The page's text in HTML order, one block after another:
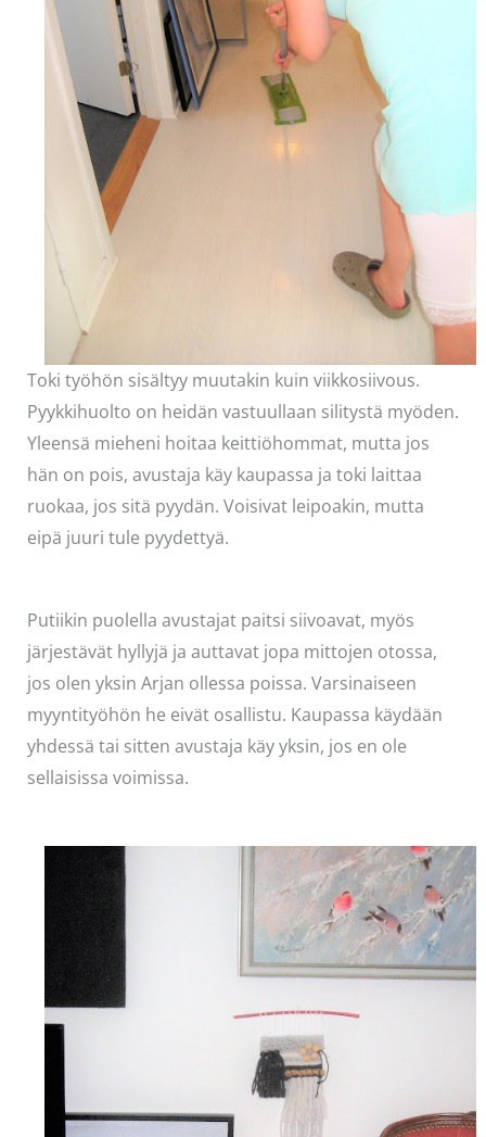
Toki työhön sisältyy muutakin kuin viikkosiivous.
Pyykkihuolto on heidän vastuullaan silitystä myöden.
Yleensä mieheni hoitaa keittiöhommat, mutta jos
hän on pois, avustaja käy kaupassa ja toki laittaa
ruokaa, jos sitä pyydän. Voisivat leipoakin, mutta
eipä juuri tule pyydettyä.
Putiikin puolella avustajat paitsi siivoavat, myös
järjestävät hyllyjä ja auttavat jopa mittojen otossa,
jos olen yksin Arjan ollessa poissa. Varsinaiseen
myyntityöhön he eivät osallistu. Kaupassa käydään
yhdessä tai sitten avustaja käy yksin, jos en ole
sellaisissa voimissa.